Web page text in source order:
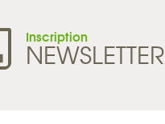
Inscription
NEWSLETTER